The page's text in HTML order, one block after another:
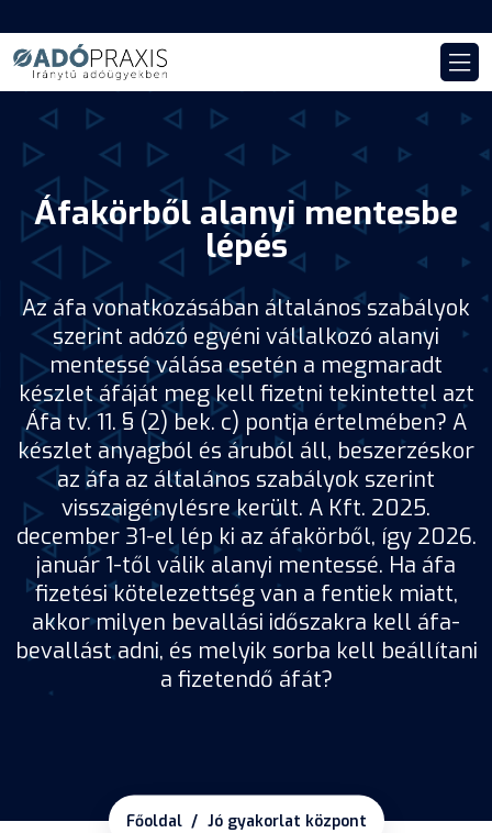
Áfakörből alanyi mentesbe
lépés
Az áfa vonatkozásában általános szabályok
szerint adózó egyéni vállalkozó alanyi
mentessé válása esetén a megmaradt
készlet áfáját meg kell fizetni tekintettel azt
Áfa tv. 11. § (2) bek. c) pontja értelmében? A
készlet anyagból és áruból áll, beszerzéskor
az áfa az általános szabályok szerint
visszaigénylésre került. A Kft. 2025.
december 31-el lép ki az áfakörből, így 2026.
január 1-től válik alanyi mentessé. Ha áfa
fizetési kötelezettség van a fentiek miatt,
akkor milyen bevallási időszakra kell áfa-
bevallást adni, és melyik sorba kell beállítani
a fizetendő áfát?
Főoldal Jó gyakorlat központ